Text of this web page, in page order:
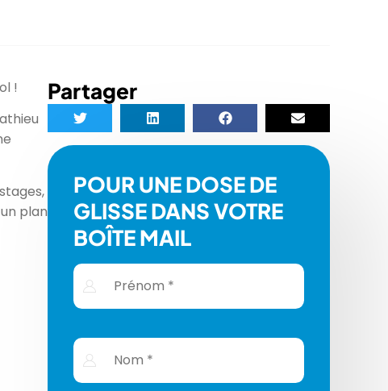
!
plan
Partager
POUR UNE DOSE DE
GLISSE DANS VOTRE
BOÎTE MAIL